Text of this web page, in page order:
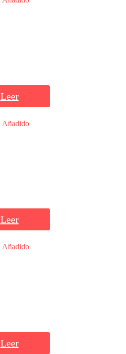
Leer
Añadido
Leer
Añadido
Leer